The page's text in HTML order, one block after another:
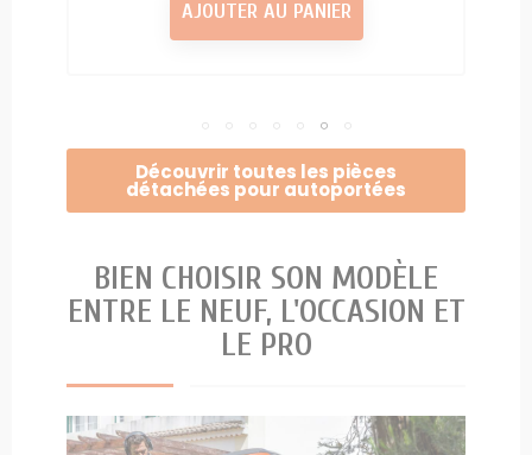
AJOUTER AU PANIER
Découvrir toutes les pièces
détachées pour autoportées
BIEN CHOISIR SON MODÈLE
ENTRE LE NEUF, L'OCCASION ET
LE PRO